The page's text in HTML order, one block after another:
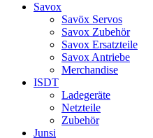
Savox
Savöx Servos
Savox Zubehör
Savox Ersatzteile
Savox Antriebe
Merchandise
ISDT
Ladegeräte
Netzteile
Zubehör
Junsi